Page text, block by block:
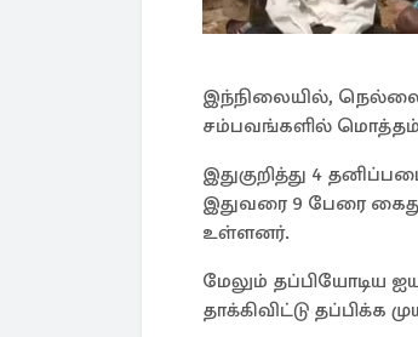
இந்நிலையில், நெல்லை
சம்பவங்களில் மொத்தம்
இதுகுறித்து 4
இதுவரை 9 பேரை
உள்ளனர்.
மேலும் தப்பியோடிய
தாக்கிவிட்டு தப்பிக்க